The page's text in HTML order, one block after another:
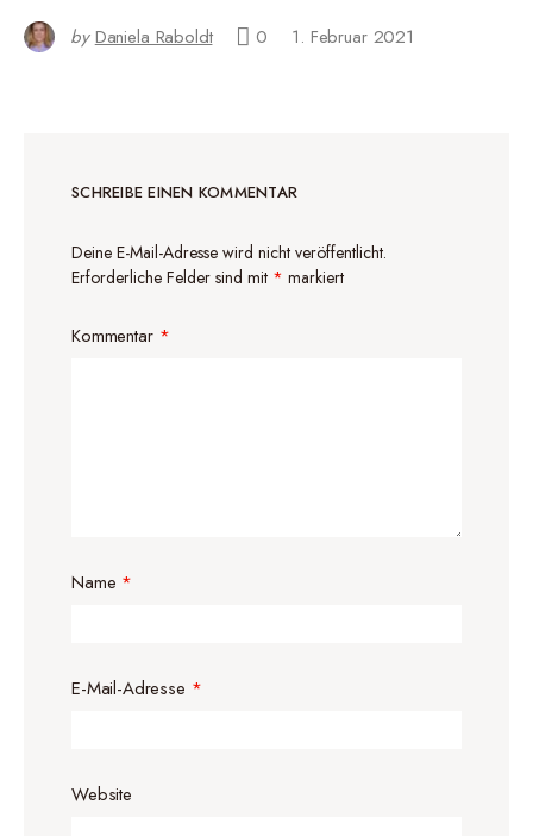
by Daniela Raboldt 0 1. Februar 2021
SCHREIBE EINEN KOMMENTAR
Deine E-Mail-Adresse wird nicht veröffentlicht.
Erforderliche Felder sind mit * markiert
Kommentar *
Name *
E-Mail-Adresse *
Website